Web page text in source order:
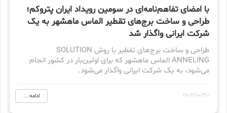
با امضای تفاهم‌نامه‌ای در سومین رویداد ایران پتروکم؛
طراحی و ساخت برج‌های تقطیر الماس ماهشهر به یک
شرکت ایرانی واگذار شد
طراحی و ساخت برج‌های تقطیر با روش SOLUTION
ANNELING الماس ماهشهر که برای اولین‌بار در کشور انجام
می‌شود، به یک شرکت ایرانی واگذار می‌شود.
1404/10/30 ادامه ...